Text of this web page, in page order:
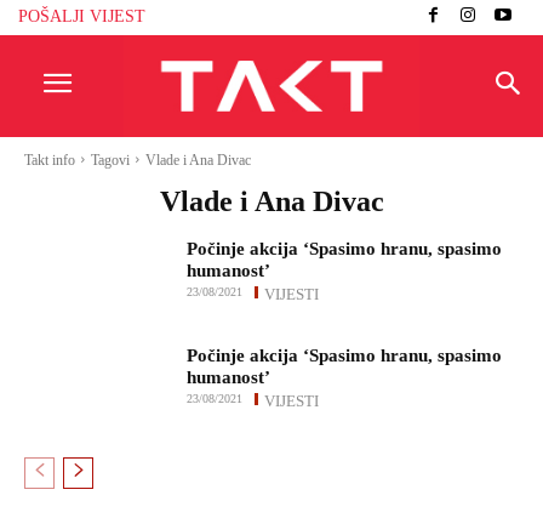
POŠALJI VIJEST
Takt info Tagovi Vlade i Ana Divac
Vlade i Ana Divac
Počinje akcija ‘Spasimo hranu, spasimo
humanost’
VIJESTI
23/08/2021
Počinje akcija ‘Spasimo hranu, spasimo
humanost’
VIJESTI
23/08/2021